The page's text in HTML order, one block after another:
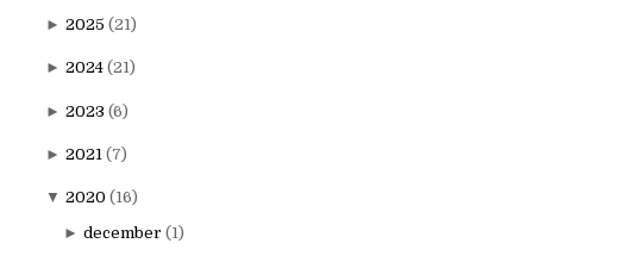
► 2025 (21)
► 2024 (21)
► 2023 (6)
2021 (7)